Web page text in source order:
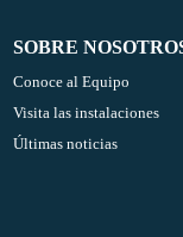
SOBRE
Conoce al Equipo
Visita las instalaciones
Últimas noticias